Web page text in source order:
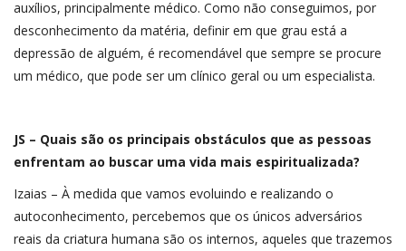
auxílios, principalmente médico. Como não conseguimos, por
desconhecimento da matéria, definir em que grau está a
depressão de alguém, é recomendável que sempre se procure
um médico, que pode ser um clínico geral ou um especialista.
JS – Quais são os principais obstáculos que as pessoas
enfrentam ao buscar uma vida mais espiritualizada?
Izaias – À medida que vamos evoluindo e realizando o
autoconhecimento, percebemos que os únicos adversários
reais da criatura humana são os internos, aqueles que trazemos